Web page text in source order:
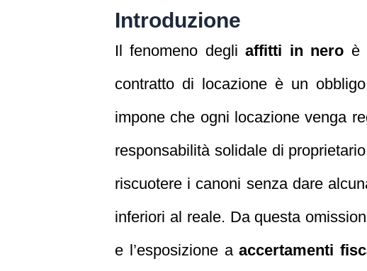
Introduzione
Il fenomeno degliaffitti in nero è
contratto di locazione è un
impone che ogni locazione venga
responsabilità solidale di
riscuotere i canoni senza dare
inferiori al reale. Da questa
e l’esposizione aaccertamenti